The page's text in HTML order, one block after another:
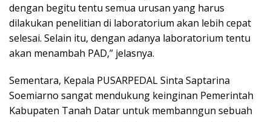
dengan begitu tentu semua urusan yang harus
dilakukan penelitian di laboratorium akan lebih cepat
selesai. Selain itu, dengan adanya laboratorium tentu
akan menambah PAD,” jelasnya.
Sementara, Kepala PUSARPEDAL Sinta Saptarina
Soemiarno sangat mendukung keinginan Pemerintah
Kabupaten Tanah Datar untuk membanngun sebuah